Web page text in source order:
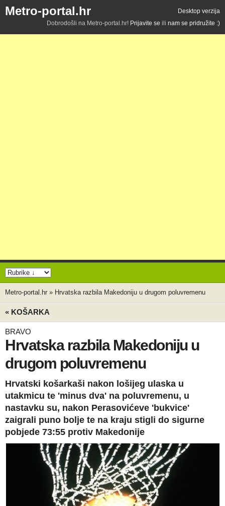
Metro-portal.hr
Desktop verzija
Dobrodošli na Metro-portal.hr! Prijavite se ili nam se pridružite :)
Metro-portal.hr » Hrvatska razbila Makedoniju u drugom poluvremenu
« KOŠARKA
BRAVO
Hrvatska razbila Makedoniju u
drugom poluvremenu
Hrvatski košarkaši nakon lošijeg ulaska u
utakmicu te 'minus dva' na poluvremenu, u
nastavku su, nakon Perasovićeve 'bukvice'
zaigrali puno bolje te na kraju stigli do sigurne
pobjede 73:55 protiv Makedonije